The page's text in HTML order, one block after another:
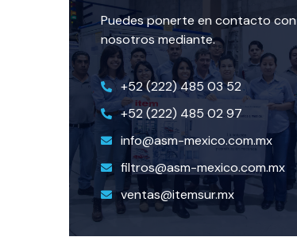
Puedes ponerte en contacto con
nosotros mediante.
+52 (222) 485 03 52
+52 (222) 485 02 97
info@asm-mexico.com.mx
filtros@asm-mexico.com.mx
ventas@itemsur.mx